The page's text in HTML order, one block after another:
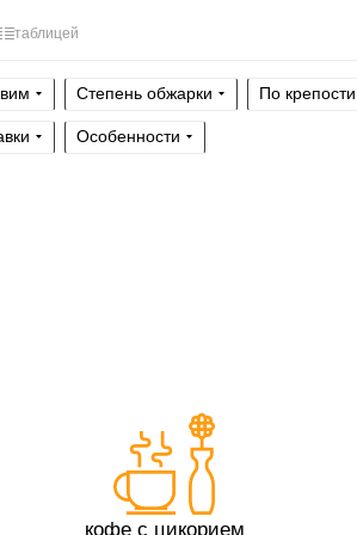
таблицей
Степень обжарки По крепости
Особенности
кофе с цикорием